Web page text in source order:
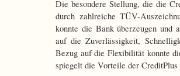
Die besondere Stellung, die die
durch zahlreiche TÜV-
konnte die Bank überzeugen und
auf die Zuverlässigkeit,
Bezug auf die Flexibilität konnte
spiegelt die Vorteile der